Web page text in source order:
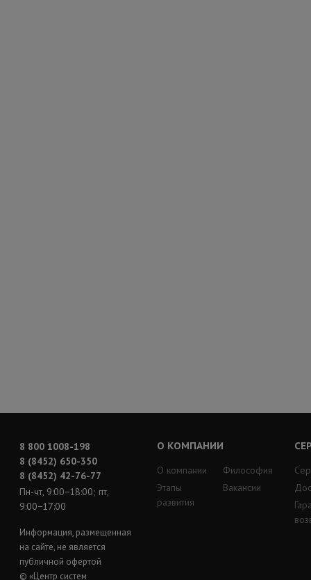
8 800 1008-198
8 (8452) 650-350
8 (8452) 42-76-77
Пн-чт, 9:00−18:00; пт,
9:00−17:00
Информация, размещенная
на сайте, не является
публичной офертой
© «Центр систем
О КОМПАНИИ
О компании
Этапы
развития
Философия
Вакансии